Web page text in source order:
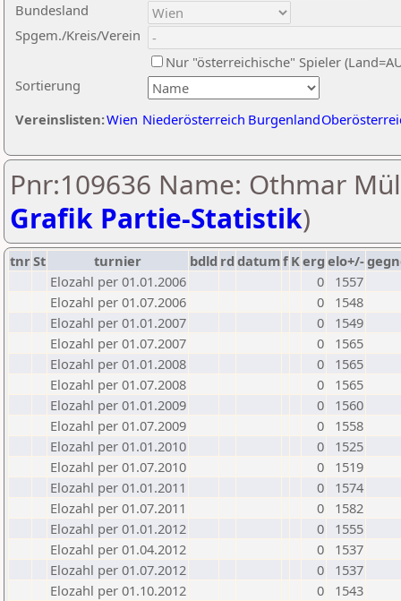
Sortierung
Bundesland
Spgem./Kreis/Verein
Nur "österreichische" Spieler
Vereinslisten:Wien Niederösterreich Burgenland
Pnr:109636 Name: Othmar
Grafik Partie-Statistik)
tnrSt turnier bdld rd datumf Kerg elo+/-
Elozahl per 01.01.2006
0
1557
Elozahl per 01.07.2006
0
1548
Elozahl per 01.01.2007
0
1549
Elozahl per 01.07.2007
0
1565
Elozahl per 01.01.2008
0
1565
Elozahl per 01.07.2008
0
1565
Elozahl per 01.01.2009
0
1560
Elozahl per 01.07.2009
0
1558
Elozahl per 01.01.2010
0
1525
Elozahl per 01.07.2010
0
1519
Elozahl per 01.01.2011
0
1574
Elozahl per 01.07.2011
0
1582
Elozahl per 01.01.2012
0
1555
Elozahl per 01.04.2012
0
1537
Elozahl per 01.07.2012
0
1537
Elozahl per 01.10.2012
0
1543